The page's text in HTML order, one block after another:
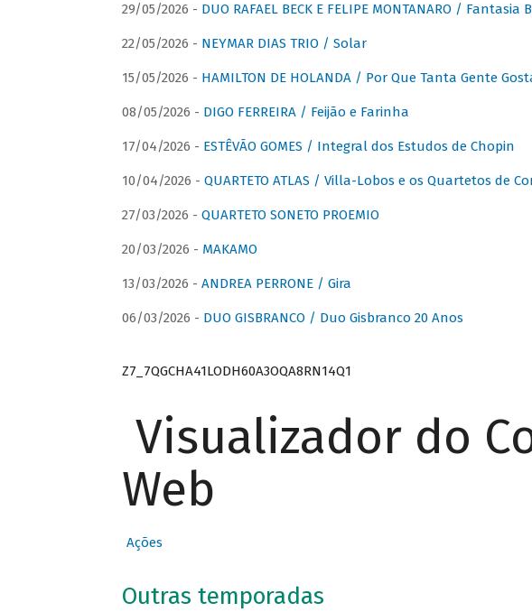
29/05/2026 - DUO RAFAEL BECK E FELIPE MONTANARO / Fantasia
22/05/2026 - NEYMAR DIAS TRIO / Solar
15/05/2026 - HAMILTON DE HOLANDA / Por Que Tanta Gente
08/05/2026 - DIGO FERREIRA / Feijão e Farinha
17/04/2026 - ESTÊVÃO GOMES / Integral dos Estudos de Chopin
10/04/2026 - QUARTETO ATLAS / Villa-Lobos e os Quartetos de
27/03/2026 - QUARTETO SONETO PROEMIO
20/03/2026 - MAKAMO
13/03/2026 - ANDREA PERRONE / Gira
06/03/2026 - DUO GISBRANCO / Duo Gisbranco 20 Anos
Z7_7QGCHA41LODH60A3OQA8RN14Q1
Visualizador do
Web
Ações
Outras temporadas